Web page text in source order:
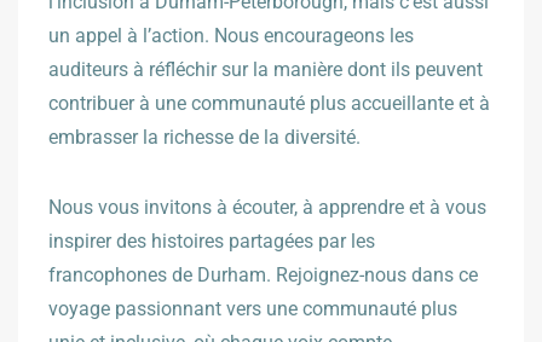
un appel à l’action. Nous encourageons les
auditeurs à réfléchir sur la manière dont ils peuvent
contribuer à une communauté plus accueillante et à
embrasser la richesse de la diversité.
Nous vous invitons à écouter, à apprendre et à vous
inspirer des histoires partagées par les
francophones de Durham. Rejoignez-nous dans ce
voyage passionnant vers une communauté plus